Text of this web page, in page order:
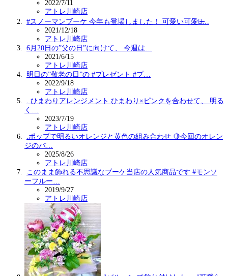
2022/7/11
アトレ川崎店
#スノーマンブーケ 今年も登場しました！ 可愛い可愛い̶…
2021/12/18
アトレ川崎店
6月20日の”父の日”に向けて、 今週は…
2021/6/15
アトレ川崎店
明日の”敬老の日”の #プレゼント #プ…
2022/9/18
アトレ川崎店
. ひまわりアレンジメント ひまわり×ピンクを合わせて、 明る
く…
2023/7/19
アトレ川崎店
.ポップで明るいオレンジと黄色の組み合わせ 🍋今回のオレン
ジのバ…
2025/8/26
アトレ川崎店
このまま飾れる不思議なブーケ当店の人気商品です #モンソ
ーフルー…
2019/9/27
アトレ川崎店